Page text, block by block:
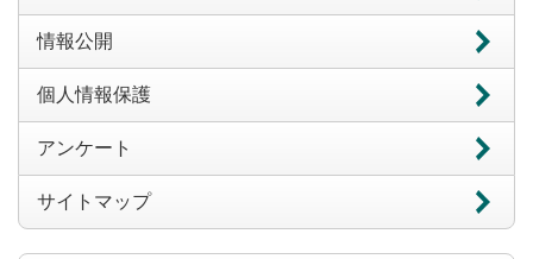
情報公開
個人情報保護
アンケート
サイトマップ